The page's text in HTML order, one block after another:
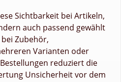
Sichtbarkeit bei Artikeln,
auch passend gewählt
Zubehör,
Varianten oder
reduziert die
Unsicherheit vor dem